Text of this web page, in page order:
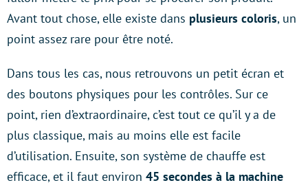
Avant tout chose, elle existe dans plusieurs coloris, un
point assez rare pour être noté.
Dans tous les cas, nous retrouvons un petit écran et
des boutons physiques pour les contrôles. Sur ce
point, rien d’extraordinaire, c’est tout ce qu’il y a de
plus classique, mais au moins elle est facile
d’utilisation. Ensuite, son système de chauffe est
efficace, et il faut environ 45 secondes à la machine